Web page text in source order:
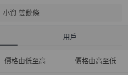
小資 雙鏈條
用戶
價格由低至高 價格由高至低